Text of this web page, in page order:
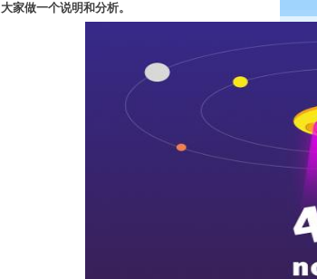
大家做一个说明和分析。